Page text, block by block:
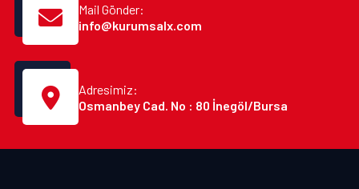
Mail Gönder:
info@kurumsalx.com
Adresimiz:
Osmanbey Cad. No : 80 İnegöl/Bursa